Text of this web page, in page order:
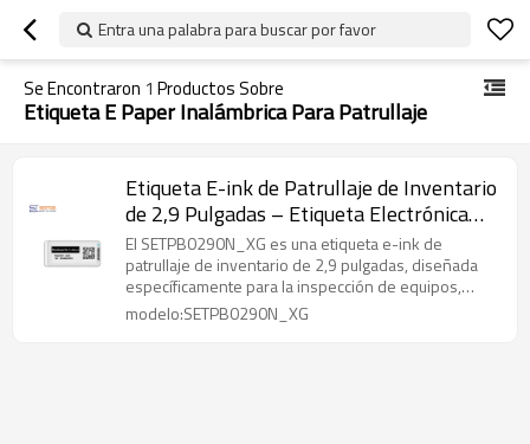
Entra una palabra para buscar por favor
Se Encontraron 1 Productos Sobre
Etiqueta E Paper Inalámbrica Para Patrullaje
Etiqueta E-ink de Patrullaje de Inventario
de 2,9 Pulgadas – Etiqueta Electrónica
Inalámbrica con Código QR Dinámico
El SETPB0290N_XG es una etiqueta e-ink de
patrullaje de inventario de 2,9 pulgadas, diseñada
específicamente para la inspección de equipos,
registro de patrullas y verificación en sitio.
modelo:SETPB0290N_XG